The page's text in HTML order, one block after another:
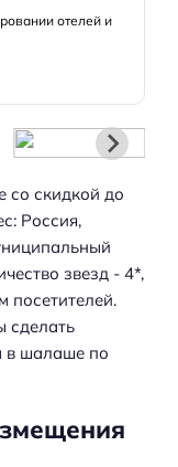
отелей и
со скидкой до
Россия,
звезд - 4*,
посетителей.
сделать
в шалаше по